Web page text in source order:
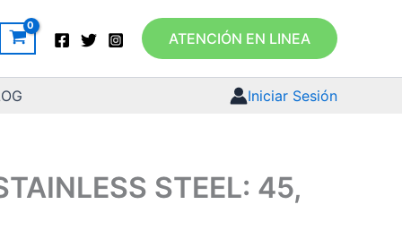
ATENCIÓN EN LINEA
Iniciar Sesión
STEEL: 45,